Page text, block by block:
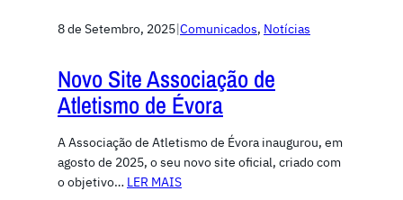
8 de Setembro, 2025|Comunicados, Notícias
Novo Site Associação de
Atletismo de Évora
A Associação de Atletismo de Évora inaugurou, em
agosto de 2025, o seu novo site oficial, criado com
o objetivo… LER MAIS